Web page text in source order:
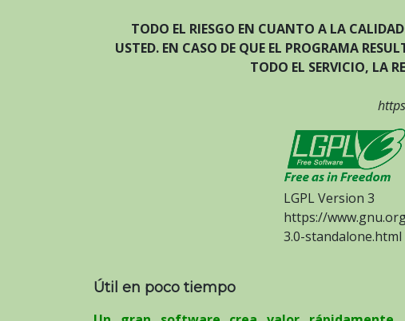
TODO EL RIESGO EN CUANTO A LA
USTED. EN CASO DE QUE EL PROGRAMA
TODO EL SERVICIO, LA
LGPL Version 3
https://
3.0-standalone.html
Útil en poco tiempo